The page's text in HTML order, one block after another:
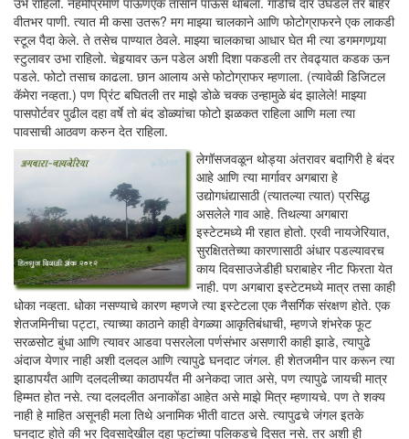
वीतभर पाणी. त्यात मी कसा उतरू? मग माझ्या चालकाने आणि फोटोग्राफरने एक लाकडी
स्टूल पैदा केले. ते तसेच पाण्यात ठेवले. माझ्या चालकाचा आधार घेत मी त्या डगमगणार्‍या
स्टुलावर उभा राहिलो. चेहर्‍यावर ऊन पडेल अशी दिशा पकडली तर तेवढ्यात कडक ऊन
पडले. फोटो तसाच काढला. छान आलाय असे फोटोग्राफर म्हणाला. (त्यावेळी डिजिटल
कॅमेरा नव्हता.) पण प्रिंट बघितली तर माझे डोळे चक्क उन्हामुळे बंद झालेले! माझ्या
पासपोर्टवर पुढील दहा वर्षे तो बंद डोळ्यांचा फोटो झळकत राहिला आणि मला त्या
पावसाची आठवण करुन देत राहिला.
लेगॉसजवळून थोड्या अंतरावर बदागिरी हे बंदर
आहे आणि त्या मार्गावर अगबारा हे
उद्योगधंद्यासाठी (त्यातल्या त्यात) प्रसिद्ध
असलेले गाव आहे. तिथल्या अगबारा
इस्टेटमध्ये मी रहात होतो. एरवी नायजेरियात,
सुरक्षिततेच्या कारणासाठी अंधार पडल्यावरच
काय दिवसाउजेडीही घराबाहेर नीट फिरता येत
नाही. पण अगबारा इस्टेटमध्ये मात्र तसा काही
धोका नव्हता. धोका नसण्याचे कारण म्हणजे त्या इस्टेटला एक नैसर्गिक संरक्षण होते. एक
शेतजमिनीचा पट्टा, त्याच्या काठाने काही वेगळ्या आकृतिबंधाची, म्हणजे शंभरेक फूट
सरळसोट बुंधा आणि त्यावर आडवा पसरलेला पर्णसंभार असणारी काही झाडे, त्यापुढे
अंदाज येणार नाही अशी दलदल आणि त्यापुढे घनदाट जंगल. ही शेतजमीन पार करून त्या
झाडापर्यंत आणि दलदलीच्या काठापर्यंत मी अनेकदा जात असे, पण त्यापुढे जायची मात्र
हिम्मत होत नसे. त्या दलदलीत अनाकोंडा आहेत असे माझे मित्र म्हणायचे. पण ते शक्य
नाही हे माहित असूनही मला तिथे अनामिक भीती वाटत असे. त्यापुढचे जंगल इतके
घनदाट होते की भर दिवसादेखील दहा फुटांच्या पलिकडचे दिसत नसे. तर अशी ही